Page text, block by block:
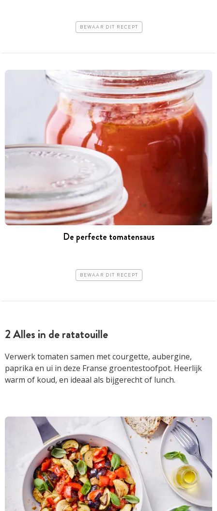
BEWAAR DIT RECEPT
De perfecte tomatensaus
BEWAAR DIT RECEPT
2 Alles in de ratatouille
Verwerk tomaten samen met courgette, aubergine,
paprika en ui in deze Franse groentestoofpot. Heerlijk
warm of koud, en ideaal als bijgerecht of lunch.